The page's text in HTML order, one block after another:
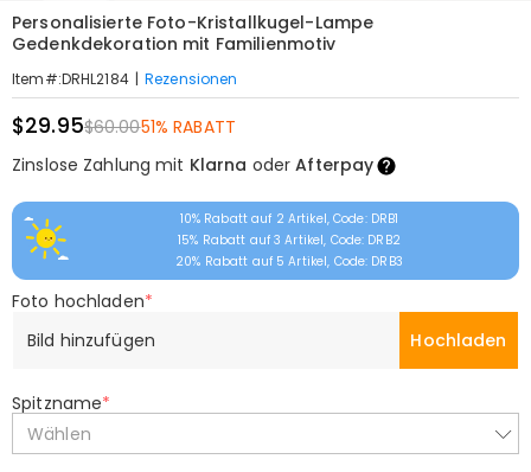
Personalisierte Foto-Kristallkugel-Lampe
Gedenkdekoration mit Familienmotiv
Item#:DRHL2184 | Rezensionen
$29.95$60.0051% RABATT
Zinslose Zahlung mit Klarna oderAfterpay
10% Rabatt auf 2 Artikel, Code: DRB1
15% Rabatt auf 3 Artikel, Code: DRB2
20% Rabatt auf 5 Artikel, Code: DRB3
Foto hochladen*
Bild hinzufügen
Hochladen
Spitzname*
Wählen